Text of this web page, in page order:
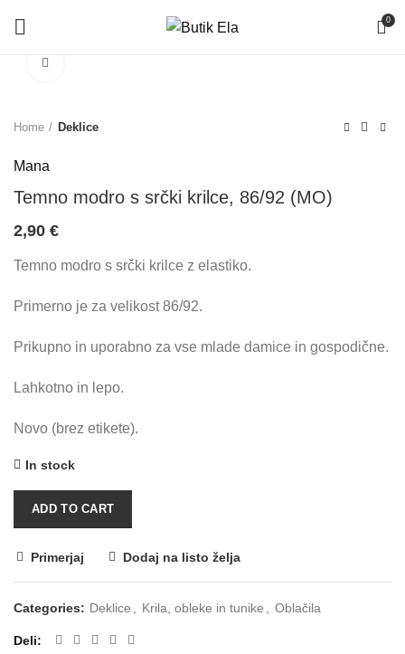
0
Home Deklice
Mana
Temno modro s srčki krilce, 86/92 (MO)
2,90 €
Temno modro s srčki krilce z elastiko.
Primerno je za velikost 86/92.
Prikupno in uporabno za vse mlade damice in gospodične.
Lahkotno in lepo.
Novo (brez etikete).
In stock
ADD TO CART
Primerjaj Dodaj na listo želja
Categories: Deklice Krila, obleke in tunike Oblačila
Deli